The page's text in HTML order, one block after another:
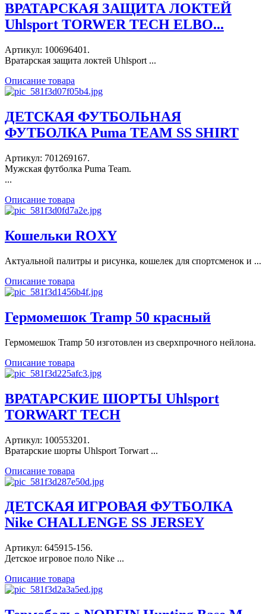
ВРАТАРСКАЯ ЗАЩИТА ЛОКТЕЙ
Uhlsport TORWER TECH ELBO...
Артикул: 100696401.
Вратарская защита локтей Uhlsport ...
Описание товара
ДЕТСКАЯ ФУТБОЛЬНАЯ
ФУТБОЛКА Puma TEAM SS SHIRT
Артикул: 701269167.
Мужская футболка Puma Team.
...
Описание товара
Кошельки ROXY
Актуальной палитры и рисунка, кошелек для спортсменок и ...
Описание товара
Гермомешок Tramp 50 красный
Гермомешок Tramp 50 изготовлен из сверхпрочного нейлона.
Описание товара
ВРАТАРСКИЕ ШОРТЫ Uhlsport
TORWART TECH
Артикул: 100553201.
Вратарские шорты Uhlsport Torwart ...
Описание товара
ДЕТСКАЯ ИГРОВАЯ ФУТБОЛКА
Nike CHALLENGE SS JERSEY
Артикул: 645915-156.
Детское игровое поло Nike ...
Описание товара